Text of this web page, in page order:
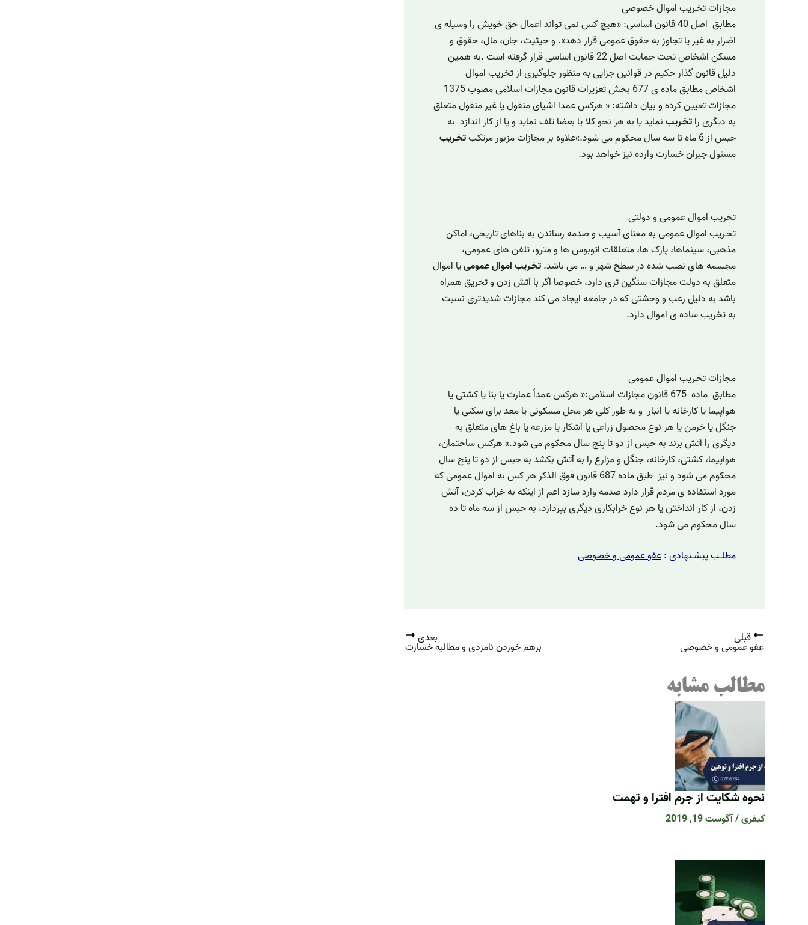
مجازات تخـریب اموال خصوصی
مطابق اصل 40 قانون اساسی: «هیچ کس نمی تواند اعمال حق خویش را وسیله ی
اضرار به غیر یا تجاوز به حقوق عمومی قرار دهد». و حیثیت، جان، مال، حقوق و
مسکن اشخاص تحت حمایت اصل 22 قانون اساسی قرار گرفته است .به همین
دلیل قانون گذار حکیم در قوانین جزایی به منظور جلوگیری از تخریب اموال
اشخاص مطابق ماده ی 677 بخش تعزیرات قانون مجازات اسلامی مصوب 1375
مجازات تعیین کرده و بیان داشته: « هرکس عمدا اشیای منقول یا غیر منقول متعلق
به دیگری راتخـریبنماید یا به هر نحو کلا یا بعضا تلف نماید و یا از کار اندازد به
حبس از 6 ماه تا سه سال محکوم می شود.»علاوه بر مجازات مزبور مرتکب
تخـریب
مسئول جبران خسارت وارده نیز خواهد بود.
تخریب اموال عمومی و دولتی
تخـریب اموال عمومی به معنای آسیب و صدمه رساندن به بناهای تاریخی، اماکن
مذهبی، سینماها، پارک ها، متعلقات اتوبوس ها و مترو، تلفن های عمومی،
مجسمه های نصب شده در سطح شهر و … می باشد.تخـریب اموال عمومییا اموال
متعلق به دولت مجازات سنگین تری دارد، خصوصا اگر با آتش زدن و تحریق همراه
باشد به دلیل رعب و وحشتی که در جامعه ایجاد می کند مجازات شدیدتری نسبت
به تخریب ساده ی اموال دارد.
مجازات تخـریب اموال عمومی
مطابق ماده 675 قانون مجازات اسلامی:« هرکس عمداً عمارت یا بنا یا کشتی یا
هواپیما یا کارخانه یا انبار و به طور کلی هر محل مسکونی یا معد برای سکنی یا
جنگل یا خرمن یا هر نوع محصول زراعی یا آشکار یا مزرعه یا باغ های متعلق به
دیگری را آتش بزند به حبس از دو تا پنج سال محکوم می شود.» هرکس ساختمان،
هواپیما، کشتی، کارخانه، جنگل و مزارع را به آتش بکشد به حبس از دو تا پنج سال
محکوم می شود و نیز طبق ماده 687 قانون فوق الذکر هر کس به اموال عمومی که
مورد استفاده ی مردم قرار دارد صدمه وارد سازد اعم از اینکه به خراب کردن، آتش
زدن، از کار انداختن یا هر نوع خرابکاری دیگری بپردازد، به حبس از سه ماه تا ده
سال محکوم می شود.
مطلــب پیشــنهادی:عفو عمومی و خصوصی
قبلی
عفو عمومی و خصوصی
بعدی
برهم خوردن نامزدی و مطالبه خسارت
مطالب مشابه
نحوه شکایت از جرم افترا و تهمت
کیفری/آگوست 19, 2019